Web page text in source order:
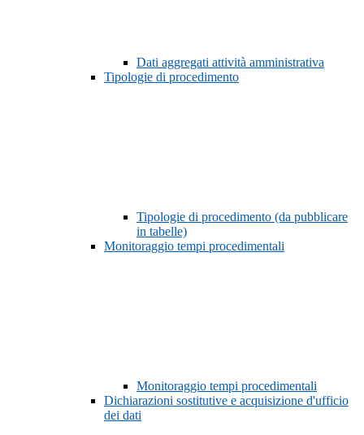
Dati aggregati attività amministrativa
Tipologie di procedimento
Tipologie di procedimento (da pubblicare
in tabelle)
Monitoraggio tempi procedimentali
Monitoraggio tempi procedimentali
Dichiarazioni sostitutive e acquisizione d'ufficio
dei dati